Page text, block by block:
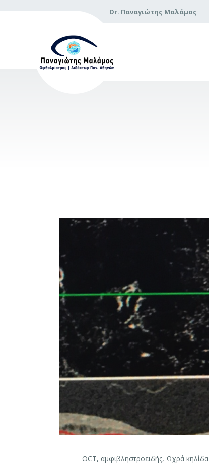
Dr. Παναγιώτης Μαλάμος
OCT, αμφιβληστροειδής, Ωχρά κηλίδα